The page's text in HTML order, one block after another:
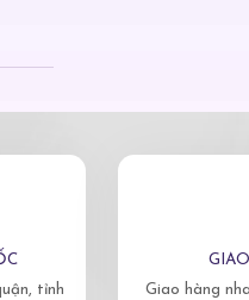
tỉnh
Giao hàng